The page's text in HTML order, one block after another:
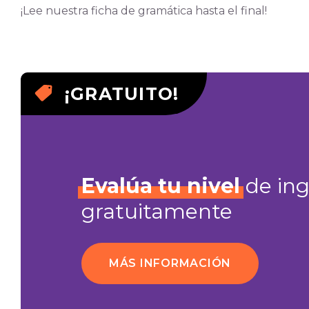
¡Lee nuestra ficha de gramática hasta el final!
¡GRATUITO!
Evalúa tu nivelde
gratuitamente
MÁS INFORMACIÓN